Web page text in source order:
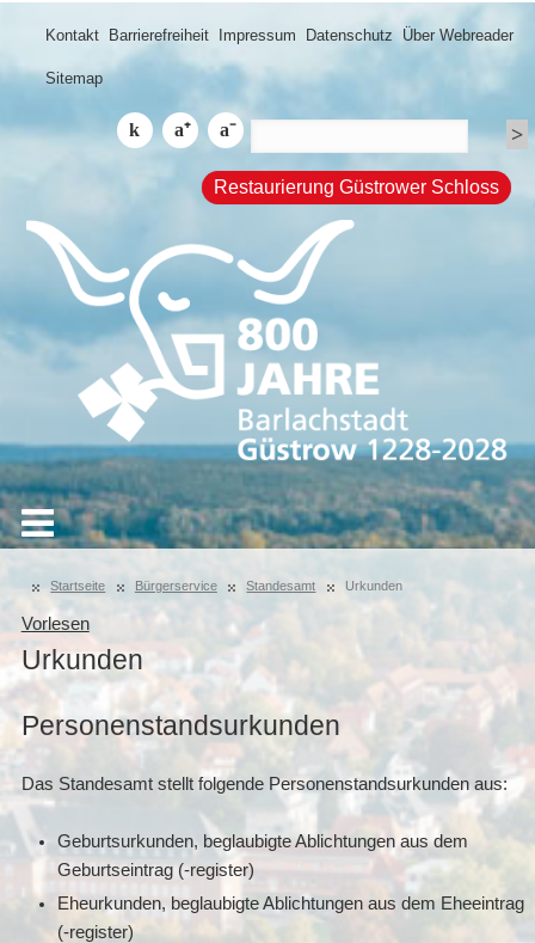
Kontakt Barrierefreiheit Impressum Datenschutz Über Webreader
Sitemap
Restaurierung Güstrower Schloss
Startseite Bürgerservice Standesamt Urkunden
Vorlesen
Urkunden
Personenstandsurkunden
Das Standesamt stellt folgende Personenstandsurkunden aus:
Geburtsurkunden, beglaubigte Ablichtungen aus dem
Geburtseintrag (-register)
Eheurkunden, beglaubigte Ablichtungen aus dem Eheeintrag
(-register)